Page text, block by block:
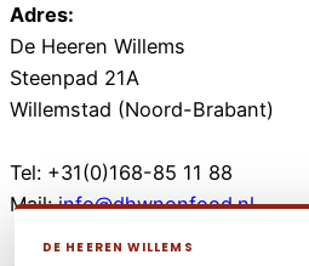
Adres:
De Heeren Willems
Steenpad 21A
Willemstad (Noord-Brabant)
Tel: +31(0)168-85 11 88
Mail:info@dhwnonfood.nl
DE HEEREN WILLEMS